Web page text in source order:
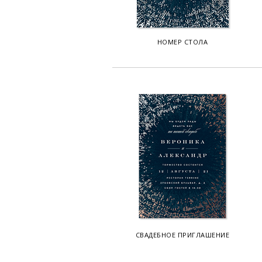
НОМЕР СТОЛА
СВАДЕБНОЕ ПРИГЛАШЕНИЕ